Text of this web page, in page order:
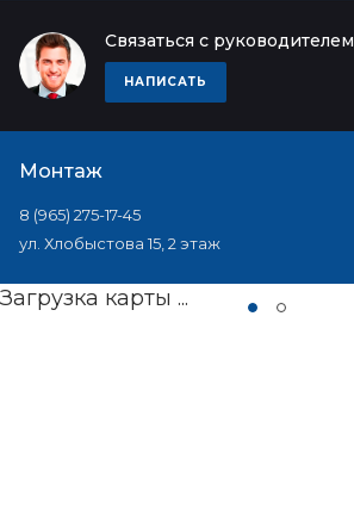
Связаться с руководителем
НАПИСАТЬ
Монтаж
8 (965) 275-17-45
ул. Хлобыстова 15, 2 этаж
Загрузка карты ...